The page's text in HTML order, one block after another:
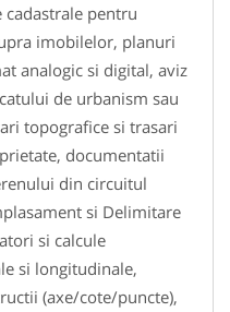
pentru
imobilelor, planuri
analogic si digital, aviz
de urbanism sau
topografice si trasari
documentatii
din circuitul
si Delimitare
si calcule
si longitudinale,
(axe/cote/puncte),